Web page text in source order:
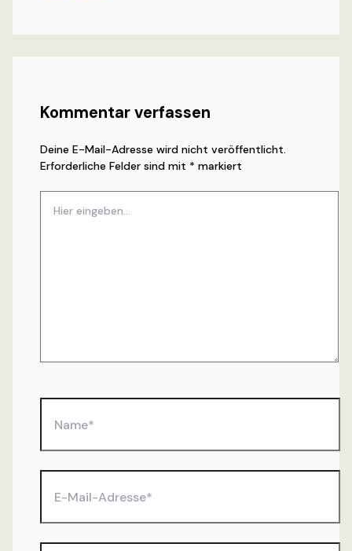
Kommentar verfassen
Deine E-Mail-Adresse wird nicht veröffentlicht.
Erforderliche Felder sind mit * markiert
eingeben…
Mail-